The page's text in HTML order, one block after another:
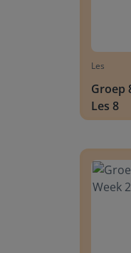
Les
Groep
Les 8